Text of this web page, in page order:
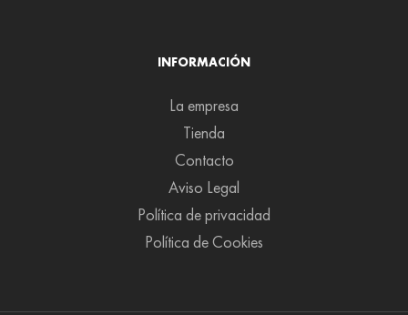
INFORMACIÓN
La empresa
Tienda
Contacto
Aviso Legal
Política de privacidad
Política de Cookies